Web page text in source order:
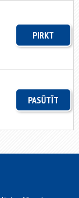
PIRKT
PASŪTĪT